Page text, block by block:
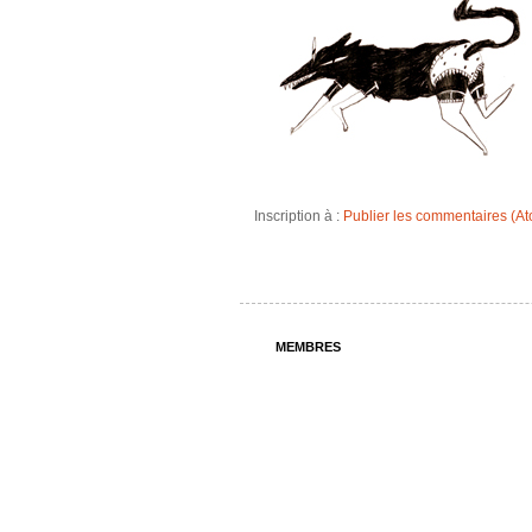
Inscription à : Publier les commentaires
MEMBRES